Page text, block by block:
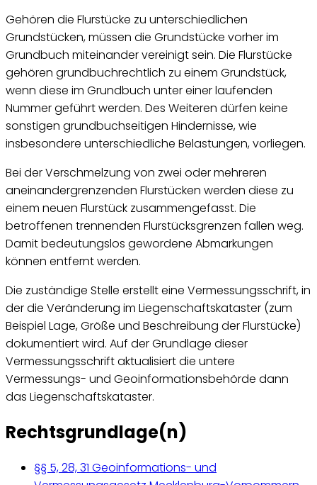
Gehören die Flurstücke zu unterschiedlichen
Grundstücken, müssen die Grundstücke vorher im
Grundbuch miteinander vereinigt sein. Die Flurstücke
gehören grundbuchrechtlich zu einem Grundstück,
wenn diese im Grundbuch unter einer laufenden
Nummer geführt werden. Des Weiteren dürfen keine
sonstigen grundbuchseitigen Hindernisse, wie
insbesondere unterschiedliche Belastungen, vorliegen.
Bei der Verschmelzung von zwei oder mehreren
aneinandergrenzenden Flurstücken werden diese zu
einem neuen Flurstück zusammengefasst. Die
betroffenen trennenden Flurstücksgrenzen fallen weg.
Damit bedeutungslos gewordene Abmarkungen
können entfernt werden.
Die zuständige Stelle erstellt eine Vermessungsschrift, in
der die Veränderung im Liegenschaftskataster (zum
Beispiel Lage, Größe und Beschreibung der Flurstücke)
dokumentiert wird. Auf der Grundlage dieser
Vermessungsschrift aktualisiert die untere
Vermessungs- und Geoinformationsbehörde dann
das Liegenschaftskataster.
Rechtsgrundlage(n)
§§ 5, 28, 31 Geoinformations- und